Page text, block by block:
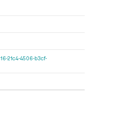
21c4-4506-b3cf-